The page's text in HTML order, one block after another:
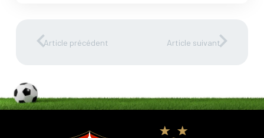
Article précédent Article suivant